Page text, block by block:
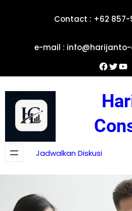
Contact : +62 857-
e-mail :
Facebook
Twitter
Jadwalkan Diskusi